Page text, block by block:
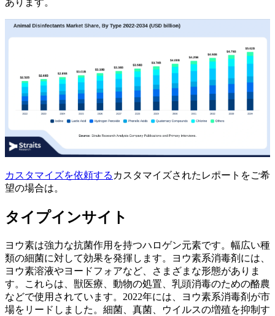
あります。
カスタマイズを依頼する カスタマイズされたレポートをご希
望の場合は。
タイプインサイト
ヨウ素は強力な抗菌作用を持つハロゲン元素です。幅広い種
類の細菌に対して効果を発揮します。ヨウ素系消毒剤には、
ヨウ素溶液やヨードフォアなど、さまざまな形態がありま
す。これらは、獣医療、動物の処置、乳頭消毒のための酪農
などで使用されています。2022年には、ヨウ素系消毒剤が市
場をリードしました。細菌、真菌、ウイルスの増殖を抑制す